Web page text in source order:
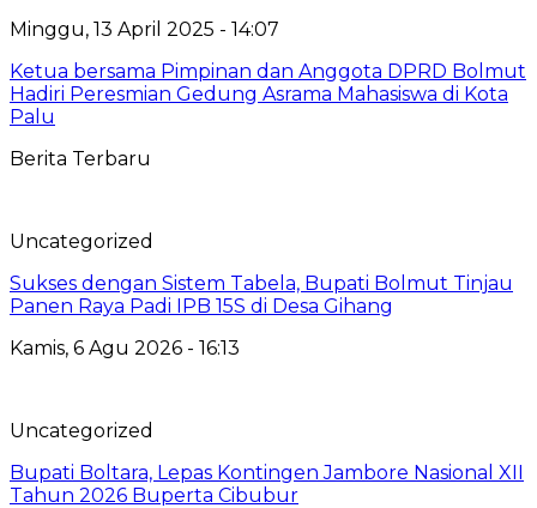
Minggu, 13 April 2025 - 14:07
Ketua bersama Pimpinan dan Anggota DPRD Bolmut
Hadiri Peresmian Gedung Asrama Mahasiswa di Kota
Palu
Berita Terbaru
Uncategorized
Sukses dengan Sistem Tabela, Bupati Bolmut Tinjau
Panen Raya Padi IPB 15S di Desa Gihang
Kamis, 6 Agu 2026 - 16:13
Uncategorized
Bupati Boltara, Lepas Kontingen Jambore Nasional XII
Tahun 2026 Buperta Cibubur